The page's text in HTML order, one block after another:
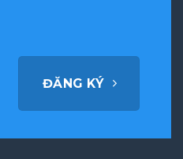
ĐĂNG KÝ